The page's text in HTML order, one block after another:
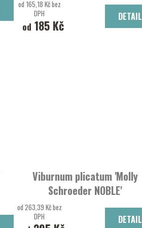
od 165,18 Kč bez
DPH
od 185 Kč
DETAIL
Viburnum plicatum 'Molly
Schroeder NOBLE'
Kalina řasnatá
od 263,39 Kč bez
DPH
DETAIL